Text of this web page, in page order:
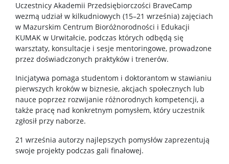
Ubezpieczenie zdrowotne
Dokumenty do pobrania
Pracownicy
Intranet
Spis pracowników
Uczestnicy Akademii Przedsiębiorczości BraveCamp
wezmą udział w kilkudniowych (15–21 września) zajęciach
w Mazurskim Centrum Bioróżnorodności i Edukacji
KUMAK w Urwitałcie, podczas których odbędą się
warsztaty, konsultacje i sesje mentoringowe, prowadzone
przez doświadczonych praktyków i trenerów.
Inicjatywa pomaga studentom i doktorantom w stawianiu
pierwszych kroków w biznesie, akcjach społecznych lub
nauce poprzez rozwijanie różnorodnych kompetencji, a
także pracę nad konkretnym pomysłem, który uczestnik
zgłosił przy naborze.
21 września autorzy najlepszych pomysłów zaprezentują
swoje projekty podczas gali finałowej.